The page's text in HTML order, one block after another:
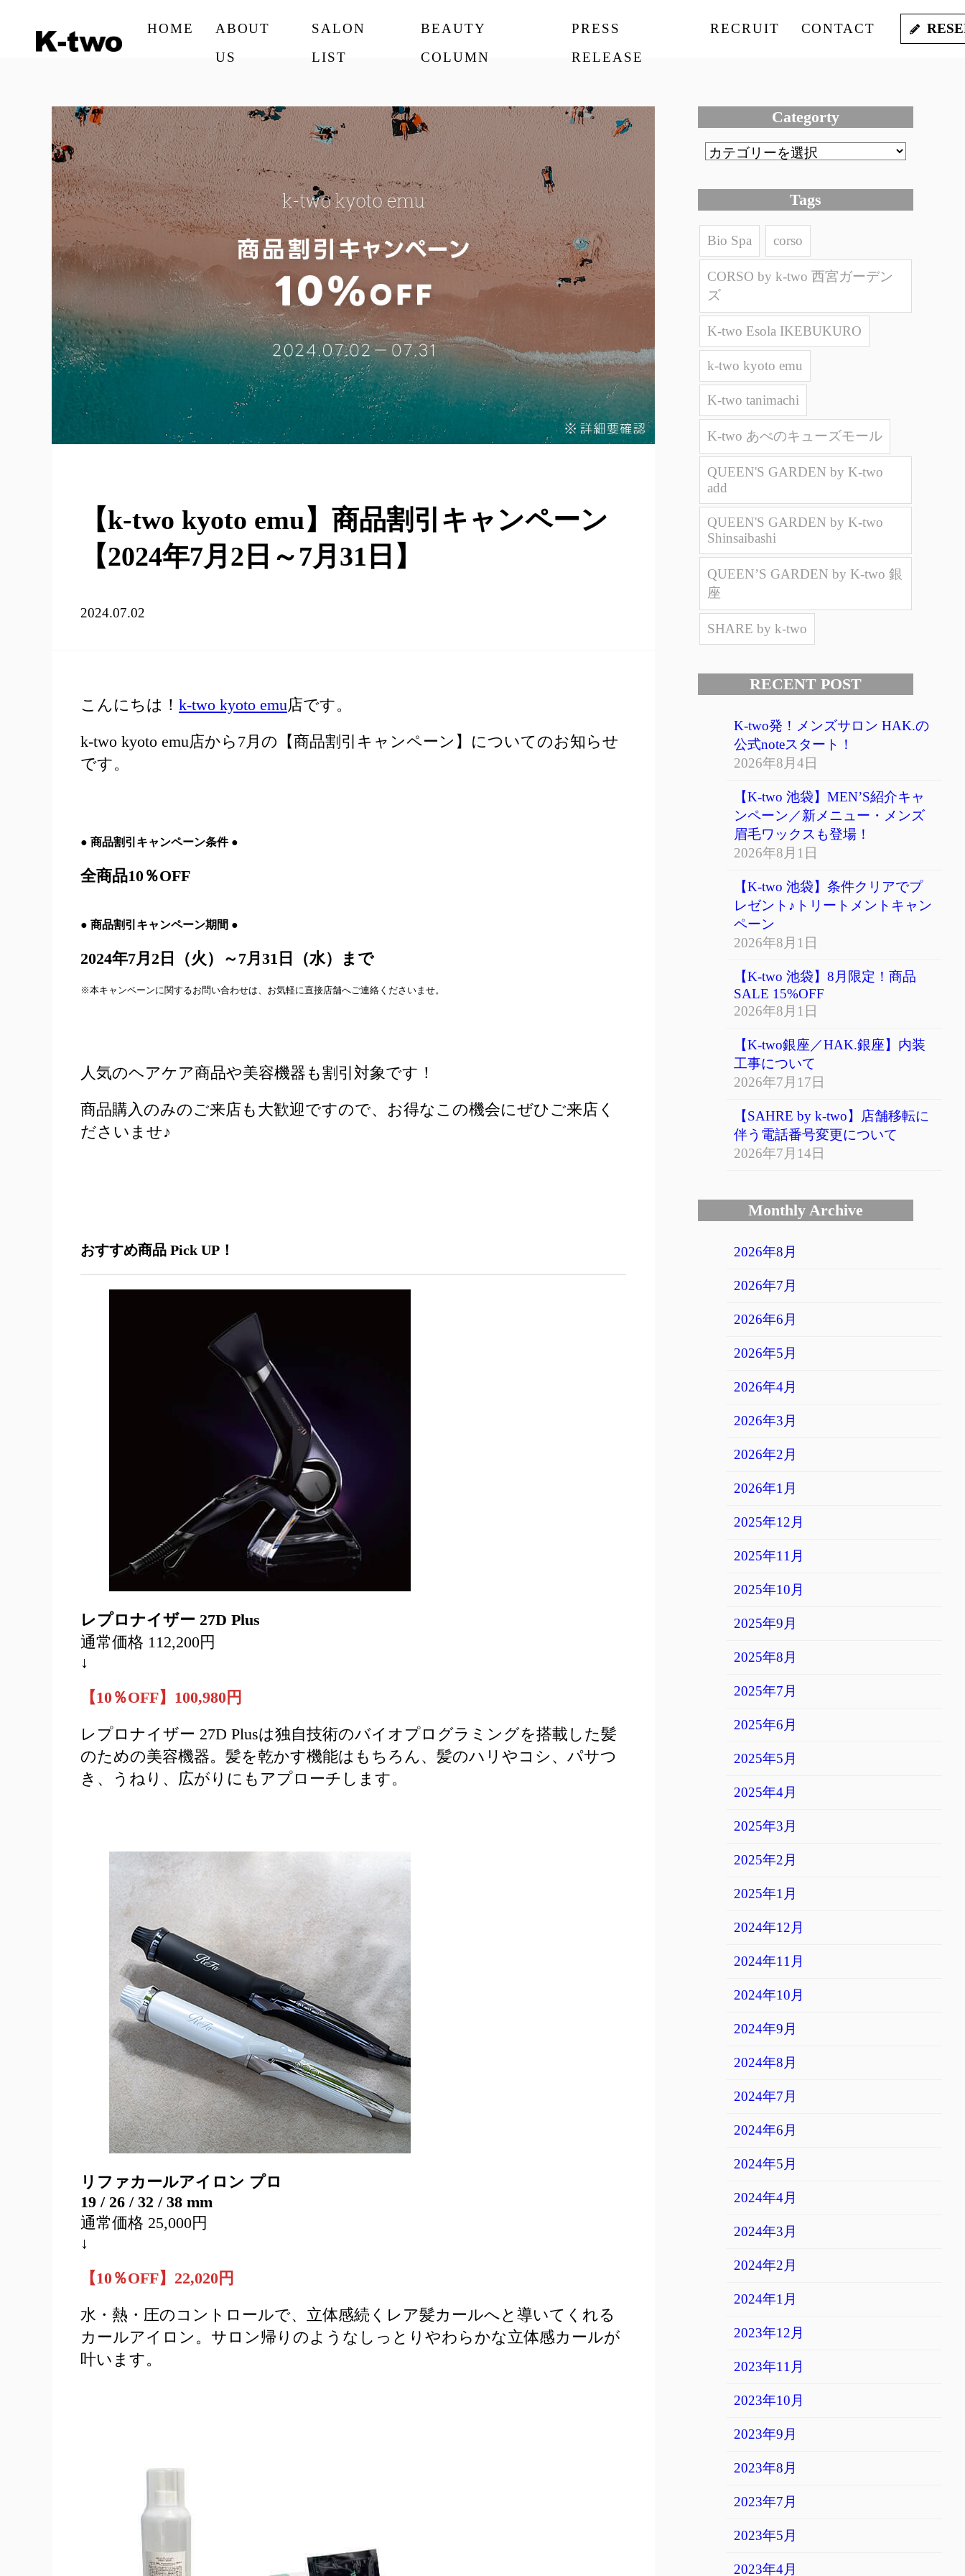
HOME
ABOUT
US
SALON
LIST
BEAUTY
COLUMN
PRESS
RELEASE
RECRUIT CONTACT
【k-two kyoto emu】商品割引キャンペーン
【2024年7月2日～7月31日】
2024.07.02
こんにちは！ k-two kyoto emu店です。
k-two kyoto emu店から7月の【商品割引キャンペーン】についてのお知らせ
です。
● 商品割引キャンペーン条件●
全商品10％OFF
● 商品割引キャンペーン期間 ●
2024年7月2日（火）～7月31日（水）まで
※本キャンペーンに関するお問い合わせは、お気軽に直接店舗へご連絡くださいませ。
人気のヘアケア商品や美容機器も割引対象です！
商品購入のみのご来店も大歓迎ですので、お得なこの機会にぜひご来店く
ださいませ♪
おすすめ商品 Pick UP！
レプロナイザー 27D Plus
通常価格 112,200円
↓
【10％OFF】100,980円
レプロナイザー 27D Plusは独自技術のバイオプログラミングを搭載した髪
のための美容機器。髪を乾かす機能はもちろん、髪のハリやコシ、パサつ
き、うねり、広がりにもアプローチします。
リファカールアイロン プロ
19 / 26 / 32 / 38 mm
通常価格 25,000円
↓
【10％OFF】22,020円
水・熱・圧のコントロールで、立体感続くレア髪カールへと導いてくれる
カールアイロン。サロン帰りのようなしっとりやわらかな立体感カールが
叶います。
Categorty
Tags
Bio Spa corso
CORSO by k-two 西宮ガーデン
ズ
K-two Esola IKEBUKURO
k-two kyoto emu
K-two tanimachi
K-two あべのキューズモール
QUEEN'S GARDEN by K-two
add
QUEEN'S GARDEN by K-two
Shinsaibashi
QUEEN’S GARDEN by K-two 銀
座
SHARE by k-two
RECENT POST
K-two発！メンズサロン HAK.の
公式noteスタート！
2026年8月4日
【K-two 池袋】MEN’S紹介キャ
ンペーン／新メニュー・メンズ
眉毛ワックスも登場！
2026年8月1日
【K-two 池袋】条件クリアでプ
レゼント♪トリートメントキャン
ペーン
2026年8月1日
【K-two 池袋】8月限定！商品
SALE 15%OFF
2026年8月1日
【K-two銀座／HAK.銀座】内装
工事について
2026年7月17日
【SAHRE by k-two】店舗移転に
伴う電話番号変更について
2026年7月14日
Monthly Archive
2026年8月
2026年7月
2026年6月
2026年5月
2026年4月
2026年3月
2026年2月
2026年1月
2025年12月
2025年11月
2025年10月
2025年9月
2025年8月
2025年7月
2025年6月
2025年5月
2025年4月
2025年3月
2025年2月
2025年1月
2024年12月
2024年11月
2024年10月
2024年9月
2024年8月
2024年7月
2024年6月
2024年5月
2024年4月
2024年3月
2024年2月
2024年1月
2023年12月
2023年11月
2023年10月
2023年9月
2023年8月
2023年7月
2023年5月
2023年4月